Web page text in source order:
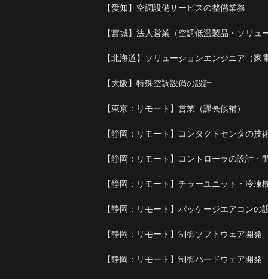
【愛知】空調設備サービスの整備業務
【宮城】法人営業（空調低温製品・ソリュ
【北海道】ソリューションエンジニア（
【大阪】特殊空調設備の設計
【東京：リモート】営業（課長候補）
【静岡：リモート】コンタクトセンタの技
【静岡：リモート】コントローラの設計・
【静岡：リモート】チラーユニット・冷凍
【静岡：リモート】パッケージエアコンの
【静岡：リモート】制御ソフトウェア開発
【静岡：リモート】制御ハードウェア開発